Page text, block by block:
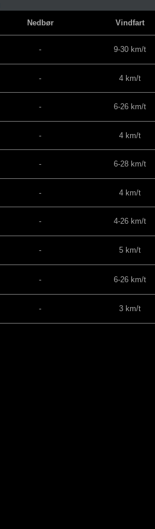
Nedbør Vindfart
- 9-30 km/t
- 4 km/t
- 6-26 km/t
- 4 km/t
- 6-28 km/t
- 4 km/t
- 4-26 km/t
- 5 km/t
- 6-26 km/t
- 3 km/t